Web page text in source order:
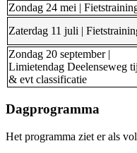
Zondag 24 mei |
Zaterdag 11 juli |
Zondag 20 september |
Limietendag Deelenseweg
& evt classificatie
Dagprogramma
Het programma ziet er als